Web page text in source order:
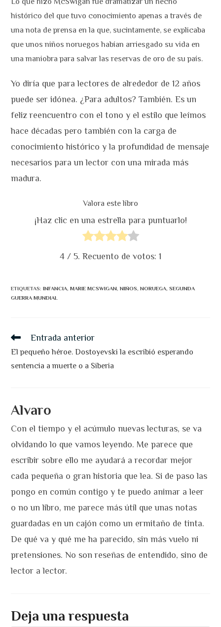
histórico del que tuvo conocimiento apenas a través de
una nota de prensa en la que, sucintamente, se explicaba
que unos niños noruegos habían arriesgado su vida en
una maniobra para salvar las reservas de oro de su país.
Yo diría que para lectores de alrededor de 12 años
puede ser idónea. ¿Para adultos? También. Es un
feliz reencuentro con el tono y el estilo que leímos
hace décadas pero también con la carga de
conocimiento histórico y la profundidad de mensaje
necesarios para un lector con una mirada más
madura.
Valora este libro
¡Haz clic en una estrella para puntuarlo!
4 / 5. Recuento de votos: 1
ETIQUETAS:INFANCIA, MARIE MCSWIGAN, NIÑOS, NORUEGA, SEGUNDA
GUERRA MUNDIAL
Leer
más
artículos
Entrada anterior
El pequeño héroe. Dostoyevski la escribió esperando
sentencia a muerte o a Siberia
Alvaro
Con el tiempo y el acúmulo nuevas lecturas, se va
olvidando lo que vamos leyendo. Me parece que
escribir sobre ello me ayudará a recordar mejor
cada pequeña o gran historia que lea. Si de paso las
pongo en común contigo y te puedo animar a leer
o no un libro, me parece más útil que unas notas
guardadas en un cajón como un ermitaño de tinta.
De qué va y qué me ha parecido, sin más vuelo ni
pretensiones. No son reseñas de entendido, sino de
lector a lector.
Deja una respuesta